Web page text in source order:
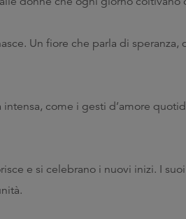
Un fiore che parla di speranza,
come i gesti d’amore
e si celebrano i nuovi inizi. I